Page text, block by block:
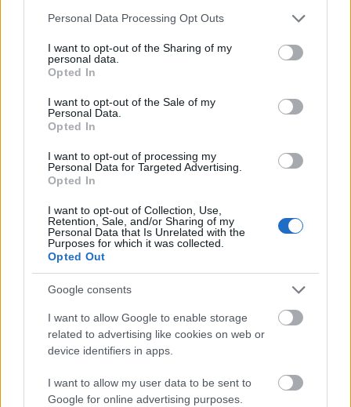
Please note that this website/app uses one or more Google
not limited to your visit or usage behaviour. You may click to
grant or deny consent to Google and its third-party tags to
use your data for below specified purposes in below Google
consent section.
Personal Data Processing Opt Outs
I want to opt-out of the Sharing of my
personal data.
Opted In
I want to opt-out of the Sale of my
Personal Data.
Opted In
I want to opt-out of processing my
Personal Data for Targeted Advertising.
Opted In
I want to opt-out of Collection, Use,
Retention, Sale, and/or Sharing of my
Personal Data that Is Unrelated with the
Purposes for which it was collected.
Opted Out
Google consents
I want to allow Google to enable storage
related to advertising like cookies on web or
device identifiers in apps.
I want to allow my user data to be sent to
Google for online advertising purposes.
Hősnő, akik a sumér idézet után házassági és egyéb
a nézők képébe, fokozatosan áttérve a szabványos
szövegekről a mind lényegibb, mind szókimondóbb,
Azaz a jól nevelt, álszemérmes klisék mögül előbújik
a nyers szexuális vágy, a nemi éhség és nyomorúság.
Ezután egy ideig, úgy tetszik, variációs etűdsor
következik férfi és nő találkozásának örök témájára,
melyeket a Kar az idősek bölcsességével kommentál.
Lassan azonban az is kiderül, hogy nem egyszerűen
erről van szó. Az etűdök mind egyoldalúbbak.
Mindinkább kitűnik, hogy a történeteket, a
találkákat az egyik fél szemszögéből kell látnunk. S
ez a Hősnő. Ő és a Kar végig a színen van, az utóbbi
olykor a Hősnő apjaként viselkedik, választja ki egy
papírcsík jelképes előhúzásával a következő
partnert, hogy ne mondjam, áldozatot, és akkor jön
a színlap szerinti Hős, lejátssza szerepét, majd
távozik. Hősnő a mindenre felkészült, és különben is
nagy teherbírású lelkek rezignációjával tudomásul
veszi a csalódást, majd rögtön új kísérletbe fog. Sok